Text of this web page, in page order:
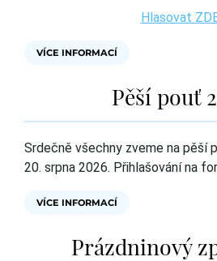
Hlasovat
VÍCE INFORMACÍ
Pěší pouť
Srdečně všechny zveme na pěší
20. srpna 2026. Přihlašování na
VÍCE INFORMACÍ
Prázdninový